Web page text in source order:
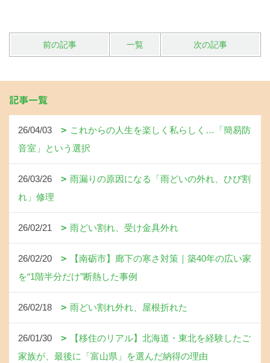
前の記事 一覧 次の記事
記事一覧
26/04/03
これからの人生を楽しく私らしく…「簡易防
音室」という選択
26/03/26
雨漏りの原因になる「雨どいの外れ、ひび割
れ」修理
26/02/21 雨どい割れ、受け金具外れ
26/02/20
【南砺市】廊下の寒さ対策｜築40年の広い家
を“1階半分だけ”断熱した事例
26/02/18 雨どい割れ外れ、屋根折れた
26/01/30
【移住のリアル】北海道・東北を経験したご
家族が、最後に「富山県」を選んだ納得の理由